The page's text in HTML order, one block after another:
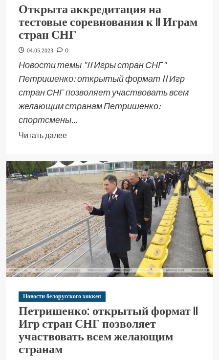
Открыта аккредитация на
тестовые соревнования к II Играм
стран СНГ
04.05.2023 0
Новости темы "II Игры стран СНГ"
Петришенко: открытый формат II Игр
стран СНГ позволяет участвовать всем
желающим странам Петришенко:
спортсмены...
Читать далее
Новости белорусского хоккея
Петришенко: открытый формат II
Игр стран СНГ позволяет
участвовать всем желающим
странам